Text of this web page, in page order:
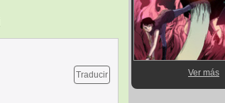
Traducir Ver más